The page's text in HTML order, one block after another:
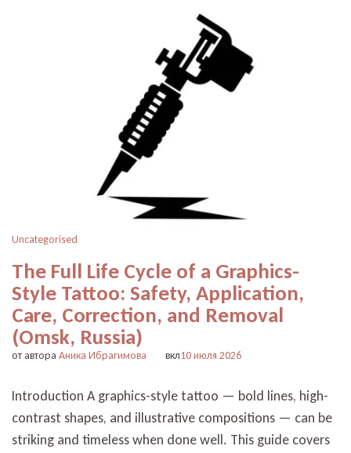
Uncategorised
The Full Life Cycle of a Graphics-
Style Tattoo: Safety, Application,
Care, Correction, and Removal
(Omsk, Russia)
от автора Аника Ибрагимова вкл10 июля 2026
Introduction A graphics-style tattoo — bold lines, high-
contrast shapes, and illustrative compositions — can be
striking and timeless when done well. This guide covers